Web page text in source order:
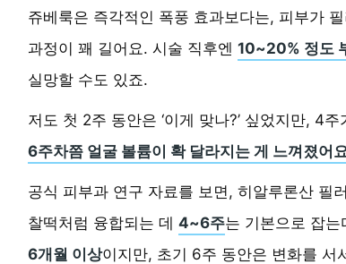
쥬베룩은 즉각적인 폭풍 효과보다는, 피부가
과정이 꽤 길어요. 시술 직후엔 10~20% 정도
실망할 수도 있죠.
저도 첫 2주 동안은 ‘이게 맞나?’ 싶었지만, 4
6주차쯤 얼굴 볼륨이 확 달라지는 게 느껴졌어
공식 피부과 연구 자료를 보면, 히알루론산 필
찰떡처럼 융합되는 데 4~6주는 기본으로 잡
6개월 이상이지만, 초기 6주 동안은 변화를 서